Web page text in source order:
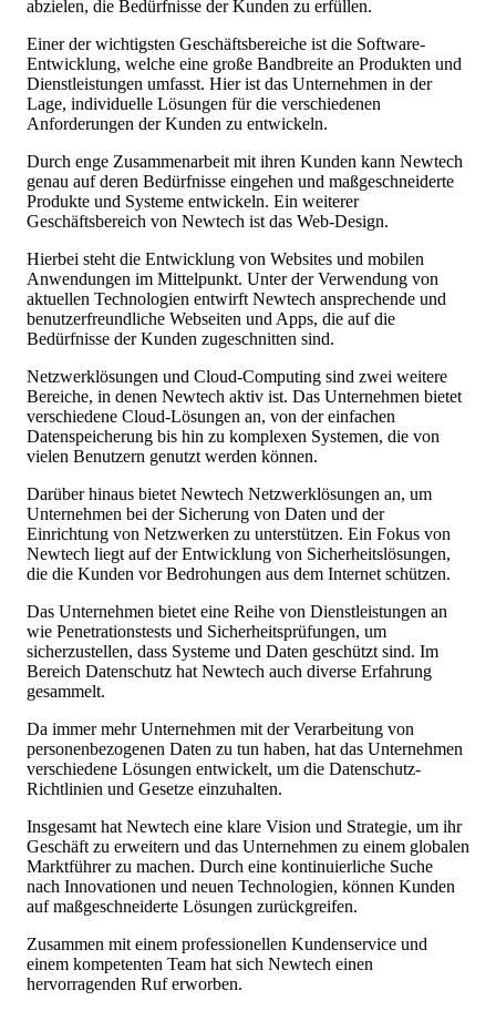
abzielen, die Bedürfnisse der Kunden zu erfüllen.
Einer der wichtigsten Geschäftsbereiche ist die Software-
Entwicklung, welche eine große Bandbreite an Produkten und
Dienstleistungen umfasst. Hier ist das Unternehmen in der
Lage, individuelle Lösungen für die verschiedenen
Anforderungen der Kunden zu entwickeln.
Durch enge Zusammenarbeit mit ihren Kunden kann Newtech
genau auf deren Bedürfnisse eingehen und maßgeschneiderte
Produkte und Systeme entwickeln. Ein weiterer
Geschäftsbereich von Newtech ist das Web-Design.
Hierbei steht die Entwicklung von Websites und mobilen
Anwendungen im Mittelpunkt. Unter der Verwendung von
aktuellen Technologien entwirft Newtech ansprechende und
benutzerfreundliche Webseiten und Apps, die auf die
Bedürfnisse der Kunden zugeschnitten sind.
Netzwerklösungen und Cloud-Computing sind zwei weitere
Bereiche, in denen Newtech aktiv ist. Das Unternehmen bietet
verschiedene Cloud-Lösungen an, von der einfachen
Datenspeicherung bis hin zu komplexen Systemen, die von
vielen Benutzern genutzt werden können.
Darüber hinaus bietet Newtech Netzwerklösungen an, um
Unternehmen bei der Sicherung von Daten und der
Einrichtung von Netzwerken zu unterstützen. Ein Fokus von
Newtech liegt auf der Entwicklung von Sicherheitslösungen,
die die Kunden vor Bedrohungen aus dem Internet schützen.
Das Unternehmen bietet eine Reihe von Dienstleistungen an
wie Penetrationstests und Sicherheitsprüfungen, um
sicherzustellen, dass Systeme und Daten geschützt sind. Im
Bereich Datenschutz hat Newtech auch diverse Erfahrung
gesammelt.
Da immer mehr Unternehmen mit der Verarbeitung von
personenbezogenen Daten zu tun haben, hat das Unternehmen
verschiedene Lösungen entwickelt, um die Datenschutz-
Richtlinien und Gesetze einzuhalten.
Insgesamt hat Newtech eine klare Vision und Strategie, um ihr
Geschäft zu erweitern und das Unternehmen zu einem globalen
Marktführer zu machen. Durch eine kontinuierliche Suche
nach Innovationen und neuen Technologien, können Kunden
auf maßgeschneiderte Lösungen zurückgreifen.
Zusammen mit einem professionellen Kundenservice und
einem kompetenten Team hat sich Newtech einen
hervorragenden Ruf erworben.